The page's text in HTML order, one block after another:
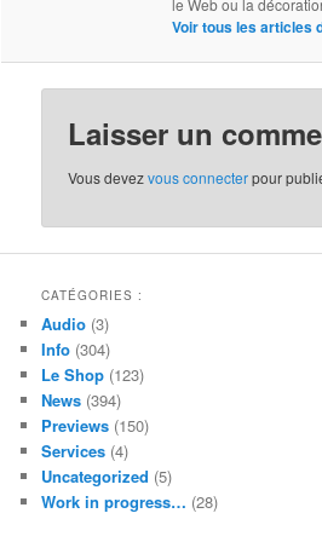
Voir tous les articles
Laisser un
Vous devezvous connecterpour
CATÉGORIES :
Audio (3)
Info (304)
Le Shop (123)
News (394)
Previews (150)
Services (4)
Uncategorized (5)
Work in progress… (28)